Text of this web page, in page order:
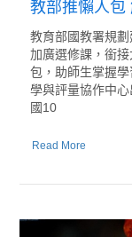
教部推懶人包
教育部國教署規
加廣選修課，銜
包，助師生掌握
學與評量協作中
國10
Read More